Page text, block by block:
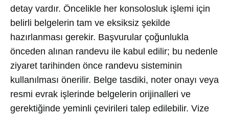
detay vardır. Öncelikle her konsolosluk işlemi için
belirli belgelerin tam ve eksiksiz şekilde
hazırlanması gerekir. Başvurular çoğunlukla
önceden alınan randevu ile kabul edilir; bu nedenle
ziyaret tarihinden önce randevu sisteminin
kullanılması önerilir. Belge tasdiki, noter onayı veya
resmi evrak işlerinde belgelerin orijinalleri ve
gerektiğinde yeminli çevirileri talep edilebilir. Vize